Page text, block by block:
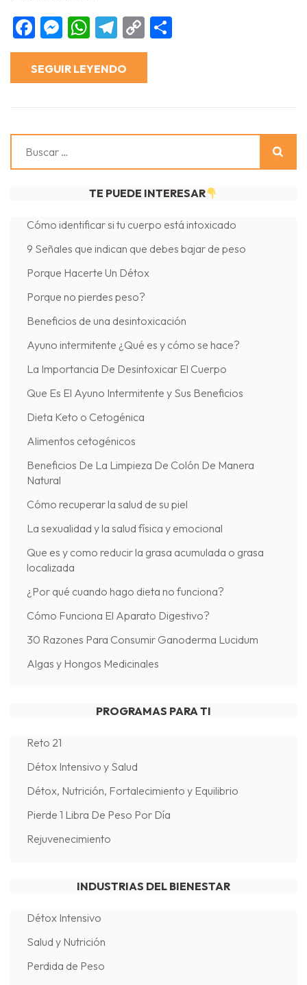
Facebook
Messenger
WhatsApp
Telegram
Copy
Link
SEGUIR LEYENDO
TE PUEDE INTERESAR
Cómo identificar si tu cuerpo está intoxicado
9 Señales que indican que debes bajar de peso
Porque Hacerte Un Détox
Porque no pierdes peso?
Beneficios de una desintoxicación
Ayuno intermitente ¿Qué es y cómo se hace?
La Importancia De Desintoxicar El Cuerpo
Que Es El Ayuno Intermitente y Sus Beneficios
Dieta Keto o Cetogénica
Alimentos cetogénicos
Beneficios De La Limpieza De Colón De Manera
Natural
Cómo recuperar la salud de su piel
La sexualidad y la salud física y emocional
Que es y como reducir la grasa acumulada o grasa
localizada
¿Por qué cuando hago dieta no funciona?
Cómo Funciona El Aparato Digestivo?
30 Razones Para Consumir Ganoderma Lucidum
Algas y Hongos Medicinales
PROGRAMAS PARA TI
Reto 21
Détox Intensivo y Salud
Détox, Nutrición, Fortalecimiento y Equilibrio
Pierde 1 Libra De Peso Por Día
Rejuvenecimiento
INDUSTRIAS DEL BIENESTAR
Détox Intensivo
Salud y Nutrición
Perdida de Peso